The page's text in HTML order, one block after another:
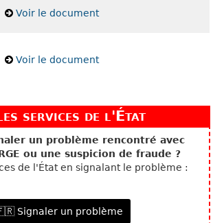
Voir le document
Voir le document
services de l'État
un problème rencontré avec
ou une suspicion de fraude ?
de l'État en signalant le problème :
Signaler un problème